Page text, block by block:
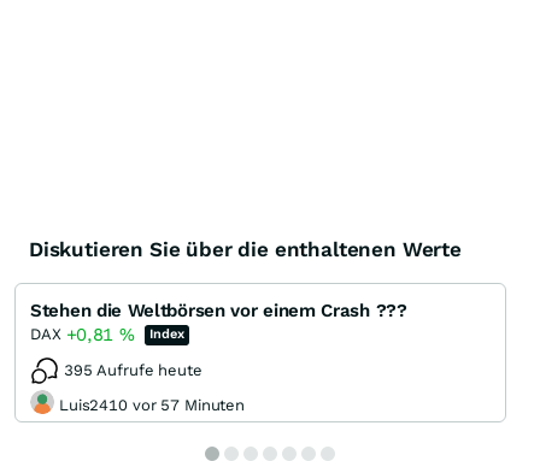
Diskutieren Sie über die enthaltenen Werte
Stehen die Weltbörsen vor einem Crash ???
DAX +0,81 % Index
395 Aufrufe heute
Luis2410 vor 57 Minuten